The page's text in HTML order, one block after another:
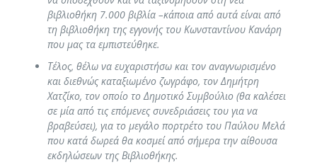
βιβλιοθήκη 7.000 βιβλία –κάποια από αυτά είναι από
τη βιβλιοθήκη της εγγονής του Κωνσταντίνου Κανάρη
που μας τα εμπιστεύθηκε.
Τέλος, θέλω να ευχαριστήσω και τον αναγνωρισμένο
και διεθνώς καταξιωμένο ζωγράφο, τον Δημήτρη
Χατζίκο, τον οποίο το Δημοτικό Συμβούλιο (θα καλέσει
σε μία από τις επόμενες συνεδριάσεις του για να
βραβεύσει), για το μεγάλο πορτρέτο του Παύλου Μελά
που κατά δωρεά θα κοσμεί από σήμερα την αίθουσα
εκδηλώσεων της Βιβλιοθήκης.